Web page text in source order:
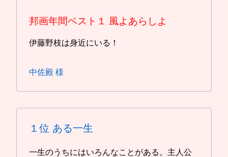
邦画年間ベスト１ 風よあらしよ
伊藤野枝は身近にいる！
中佐殿 様
１位 ある一生
一生のうちにはいろんなことがある。主人公